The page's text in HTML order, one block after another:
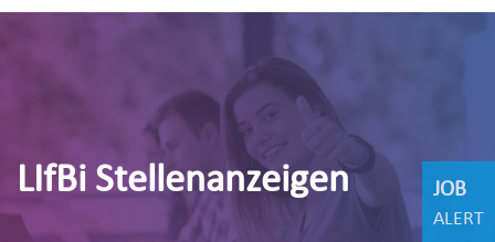
LIfBi Stellenanzeigen JOB
ALERT